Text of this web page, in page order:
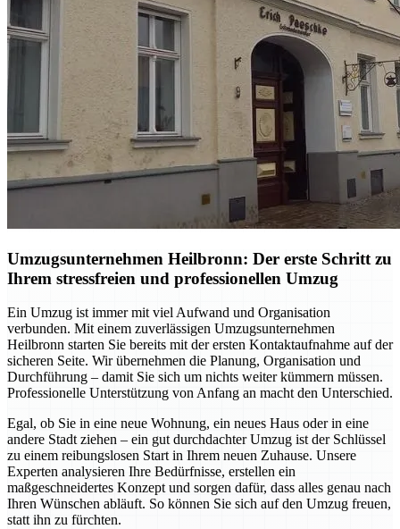
Umzugsunternehmen Heilbronn: Der erste Schritt zu
Ihrem stressfreien und professionellen Umzug
Ein Umzug ist immer mit viel Aufwand und Organisation
verbunden. Mit einem zuverlässigen Umzugsunternehmen
Heilbronn starten Sie bereits mit der ersten Kontaktaufnahme auf der
sicheren Seite. Wir übernehmen die Planung, Organisation und
Durchführung – damit Sie sich um nichts weiter kümmern müssen.
Professionelle Unterstützung von Anfang an macht den Unterschied.
Egal, ob Sie in eine neue Wohnung, ein neues Haus oder in eine
andere Stadt ziehen – ein gut durchdachter Umzug ist der Schlüssel
zu einem reibungslosen Start in Ihrem neuen Zuhause. Unsere
Experten analysieren Ihre Bedürfnisse, erstellen ein
maßgeschneidertes Konzept und sorgen dafür, dass alles genau nach
Ihren Wünschen abläuft. So können Sie sich auf den Umzug freuen,
statt ihn zu fürchten.